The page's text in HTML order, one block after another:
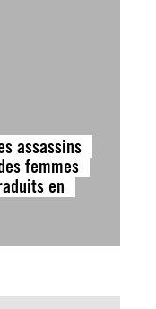
assassins
femmes
en